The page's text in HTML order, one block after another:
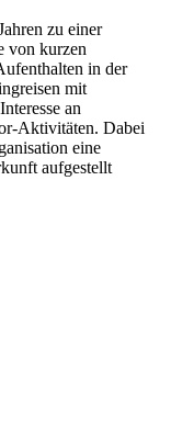
zu einer
von kurzen
in der
mit
an
Aktivitäten. Dabei
eine
aufgestellt